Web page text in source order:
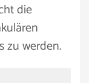
die
zu werden.